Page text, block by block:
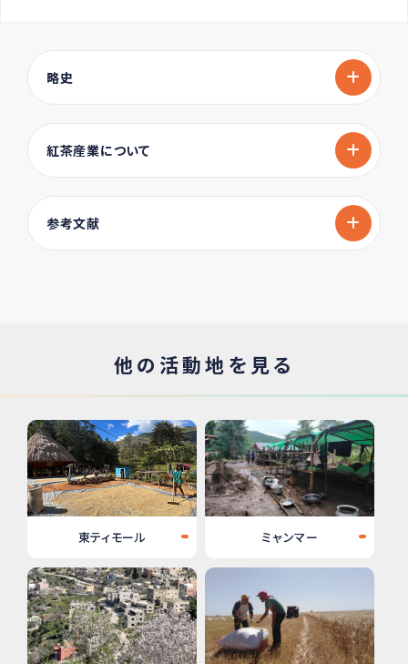
略史
紅茶産業について
参考文献
他の活動地を見る
東ティモール ミャンマー